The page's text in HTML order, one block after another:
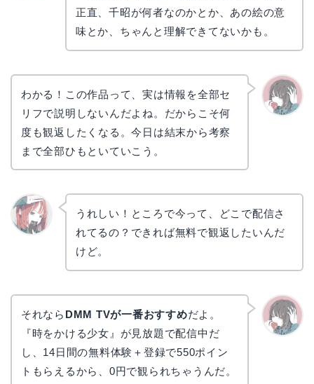
正直、千昭が何者なのかとか、あの絵の意
味とか、ちゃんと理解できてないかも。
わかる！この作品って、実は情報を全部セ
リフで説明しないんだよね。だからこそ何
度も観返したくなる。今日は結末から考察
まで全部ひもといていこう。
うれしい！ところで今って、どこで配信さ
れてるの？できれば無料で観返したいんだ
けど。
それなら DMM TVが一番おすすめだよ。
『時をかける少女』が見放題で配信中だ
し、14日間の無料体験＋登録で550ポイン
トもらえるから、0円で観られちゃうんだ。